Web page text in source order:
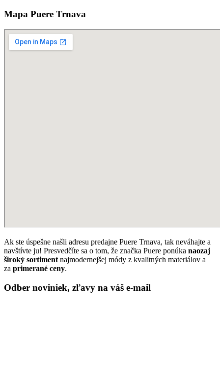
Mapa Puere Trnava
Ak ste úspešne našli adresu predajne Puere Trnava, tak neváhajte a
navštívte ju! Presvedčíte sa o tom, že značka Puere ponúka naozaj
široký sortiment najmodernejšej módy z kvalitných materiálov a
za primerané ceny.
Odber noviniek, zľavy na váš e-mail